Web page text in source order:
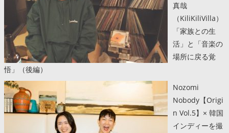
真哉
（KiliKiliVilla）
「家族との生
活」と「音楽の
場所に戻る覚
悟」（後編）
Nozomi
Nobody【Origi
n Vol.5】× 韓国
インディーを撮